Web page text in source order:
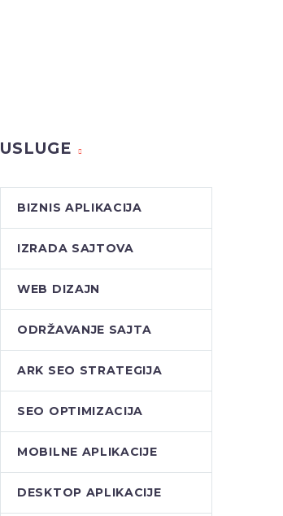
USLUGE
BIZNIS APLIKACIJA
IZRADA SAJTOVA
WEB DIZAJN
ODRŽAVANJE SAJTA
ARK SEO STRATEGIJA
SEO OPTIMIZACIJA
MOBILNE APLIKACIJE
DESKTOP APLIKACIJE